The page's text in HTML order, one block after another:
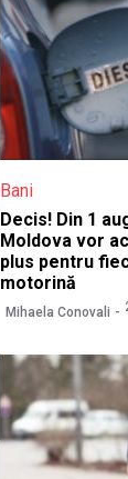
Bani
Decis! Din 1
Moldova vor
plus pentru
motorină
Mihaela Conovali